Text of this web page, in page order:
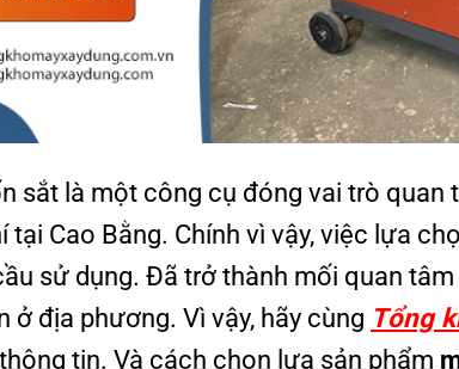
sắt là một công cụ đóng vai trò quan
tại Cao Bằng. Chính vì vậy, việc lựa
sử dụng. Đã trở thành mối quan
ở địa phương. Vì vậy, hãy cùng Tổng
tin. Và cách chọn lựa sản phẩm